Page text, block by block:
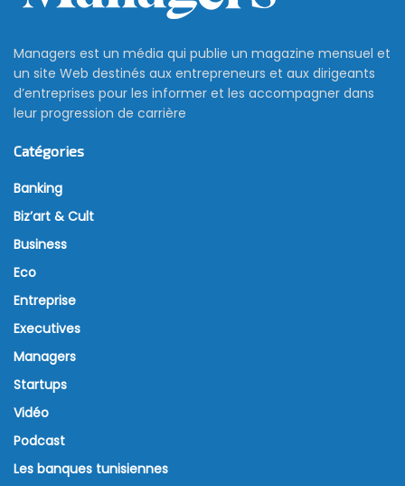
Managers est un média qui publie un magazine mensuel et
un site Web destinés aux entrepreneurs et aux dirigeants
d’entreprises pour les informer et les accompagner dans
leur progression de carrière
Catégories
Banking
Biz’art & Cult
Business
Eco
Entreprise
Executives
Managers
Startups
Vidéo
Podcast
Les banques tunisiennes